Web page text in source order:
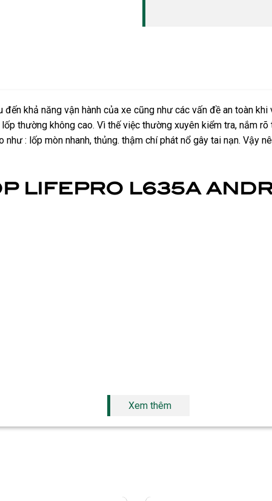
khả năng vận hành của xe cũng như các vấn đề an toàn
thường không cao. Vì thế việc thường xuyên kiểm tra, nắm
: lốp mòn nhanh, thủng. thậm chí phát nổ gây tai nạn. Vậy
LIFEPRO L635A
Xem thêm